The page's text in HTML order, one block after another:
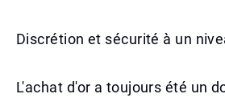
Discrétion et sécurité à un
L'achat d'or a toujours été un